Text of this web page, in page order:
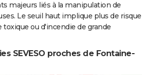
majeurs liés à la manipulation de
Le seuil haut implique plus de risque
toxique ou d'incendie de grande
SEVESO proches de Fontaine-